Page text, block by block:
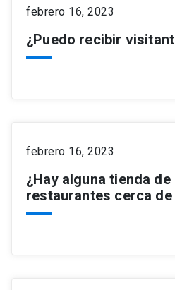
febrero 16, 2023
¿Puedo recibir
febrero 16, 2023
¿Hay alguna tienda
restaurantes cerca de